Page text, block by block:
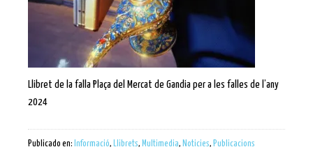
Llibret de la falla Plaça del Mercat de Gandia per a les falles de l’any
2024
Publicado en: Informació, Llibrets, Multimedia, Noticies, Publicacions